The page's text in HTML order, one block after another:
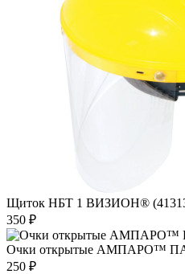
Щиток НБТ 1 ВИЗИОН®
350 ₽
Очки открытые АМПАРО™
250 ₽